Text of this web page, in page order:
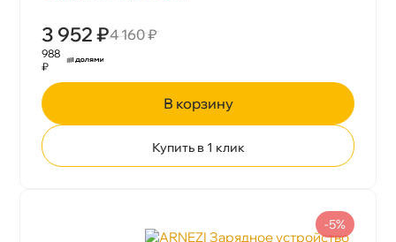
3 952 ₽4 160 ₽
988
₽
корзину
Купить в 1 клик
-5%